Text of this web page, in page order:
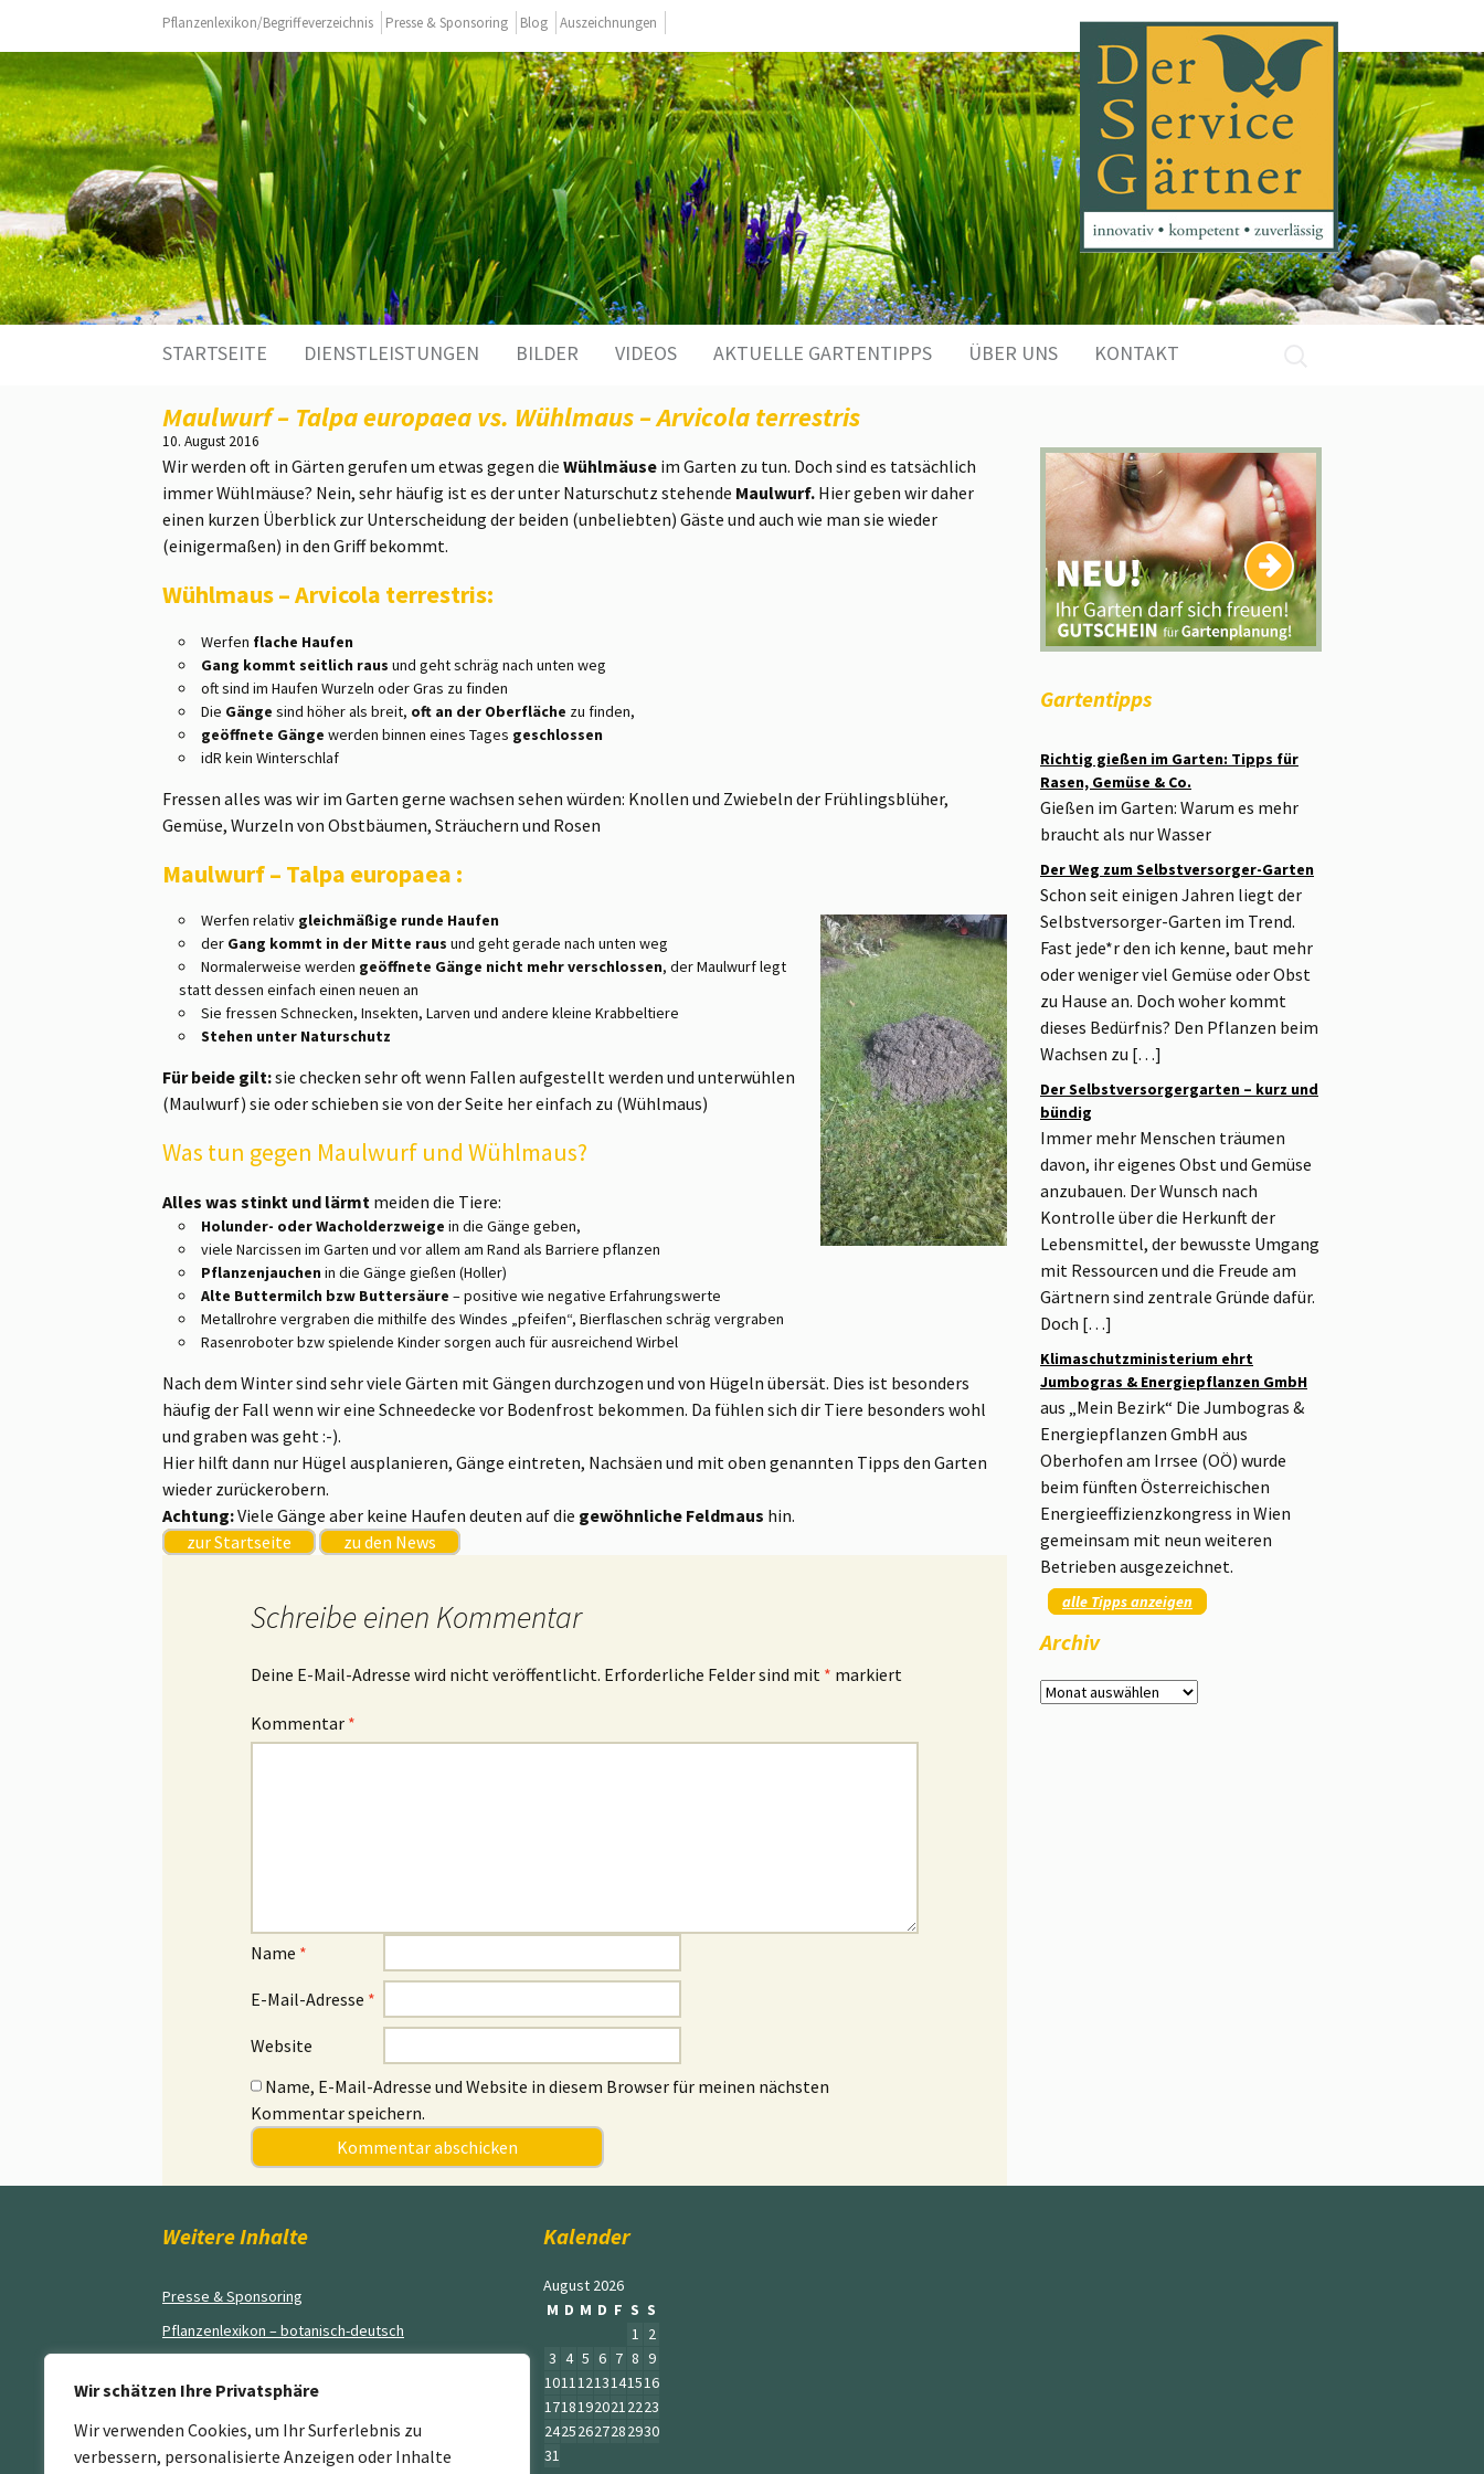
Wir schätzen Ihre Privatsphäre
Wir verwenden Cookies, um Ihr Surferlebnis zu
verbessern, personalisierte Anzeigen oder Inhalte
Pflanzenlexikon/Begriffeverzeichnis Presse & Sponsoring Blog Auszeichnungen
Inhalt
STARTSEITE DIENSTLEISTUNGEN BILDER VIDEOS AKTUELLE GARTENTIPPS ÜBER UNS KONTAKT
Maulwurf – Talpa europaea vs. Wühlmaus – Arvicola terrestris
10. August 2016
Wir werden oft in Gärten gerufen um etwas gegen die Wühlmäuse im Garten zu tun. Doch sind es tatsächlich
immer Wühlmäuse? Nein, sehr häufig ist es der unter Naturschutz stehende Maulwurf. Hier geben wir daher
einen kurzen Überblick zur Unterscheidung der beiden (unbeliebten) Gäste und auch wie man sie wieder
(einigermaßen) in den Griff bekommt.
Wühlmaus – Arvicola terrestris:
Werfen flache Haufen
Gang kommt seitlich raus und geht schräg nach unten weg
oft sind im Haufen Wurzeln oder Gras zu finden
Die Gänge sind höher als breit, oft an der Oberfläche zu finden,
geöffnete Gänge werden binnen eines Tages geschlossen
idR kein Winterschlaf
Fressen alles was wir im Garten gerne wachsen sehen würden: Knollen und Zwiebeln der Frühlingsblüher,
Gemüse, Wurzeln von Obstbäumen, Sträuchern und Rosen
Maulwurf – Talpa europaea :
Werfen relativ gleichmäßige runde Haufen
der Gang kommt in der Mitte raus und geht gerade nach unten weg
Normalerweise werden geöffnete Gänge nicht mehr verschlossen, der Maulwurf legt
statt dessen einfach einen neuen an
Sie fressen Schnecken, Insekten, Larven und andere kleine Krabbeltiere
Stehen unter Naturschutz
Für beide gilt:sie checken sehr oft wenn Fallen aufgestellt werden und unterwühlen
(Maulwurf) sie oder schieben sie von der Seite her einfach zu (Wühlmaus)
Was tun gegen Maulwurf und Wühlmaus?
Alles was stinkt und lärmt meiden die Tiere:
Holunder- oder Wacholderzweige in die Gänge geben,
viele Narcissen im Garten und vor allem am Rand als Barriere pflanzen
Pflanzenjauchen in die Gänge gießen (Holler)
Alte Buttermilch bzw Buttersäure – positive wie negative Erfahrungswerte
Metallrohre vergraben die mithilfe des Windes „pfeifen“, Bierflaschen schräg vergraben
Rasenroboter bzw spielende Kinder sorgen auch für ausreichend Wirbel
Nach dem Winter sind sehr viele Gärten mit Gängen durchzogen und von Hügeln übersät. Dies ist besonders
häufig der Fall wenn wir eine Schneedecke vor Bodenfrost bekommen. Da fühlen sich dir Tiere besonders wohl
und graben was geht :-).
Hier hilft dann nur Hügel ausplanieren, Gänge eintreten, Nachsäen und mit oben genannten Tipps den Garten
wieder zurückerobern.
Achtung:Viele Gänge aber keine Haufen deuten auf die gewöhnliche Feldmaus hin.
zur Startseite
zu den News
Schreibe einen Kommentar
Deine E-Mail-Adresse wird nicht veröffentlicht. Erforderliche Felder sind mit * markiert
Kommentar *
Name *
E-Mail-Adresse *
Website
Name, E-Mail-Adresse und Website in diesem Browser für meinen nächsten
Kommentar speichern.
Gartentipps
Richtig gießen im Garten: Tipps für
Rasen, Gemüse & Co.
Gießen im Garten: Warum es mehr
braucht als nur Wasser
Der Weg zum Selbstversorger-Garten
Schon seit einigen Jahren liegt der
Selbstversorger-Garten im Trend.
Fast jede*r den ich kenne, baut mehr
oder weniger viel Gemüse oder Obst
zu Hause an. Doch woher kommt
dieses Bedürfnis? Den Pflanzen beim
Wachsen zu […]
Der Selbstversorgergarten – kurz und
bündig
Immer mehr Menschen träumen
davon, ihr eigenes Obst und Gemüse
anzubauen. Der Wunsch nach
Kontrolle über die Herkunft der
Lebensmittel, der bewusste Umgang
mit Ressourcen und die Freude am
Gärtnern sind zentrale Gründe dafür.
Doch […]
Klimaschutzministerium ehrt
Jumbogras & Energiepflanzen GmbH
aus „Mein Bezirk“ Die Jumbogras &
Energiepflanzen GmbH aus
Oberhofen am Irrsee (OÖ) wurde
beim fünften Österreichischen
Energieeffizienzkongress in Wien
gemeinsam mit neun weiteren
Betrieben ausgezeichnet.
alle Tipps anzeigen
Archiv
Archiv
Weitere Inhalte
Presse & Sponsoring
Pflanzenlexikon – botanisch-deutsch
AGB’s
Impressum
Kontakt
Kalender
August 2026
M D M D F S S
1
2
3 4 5 6 7 8 9
1011 1213141516
1718192021 2223
24252627282930
31